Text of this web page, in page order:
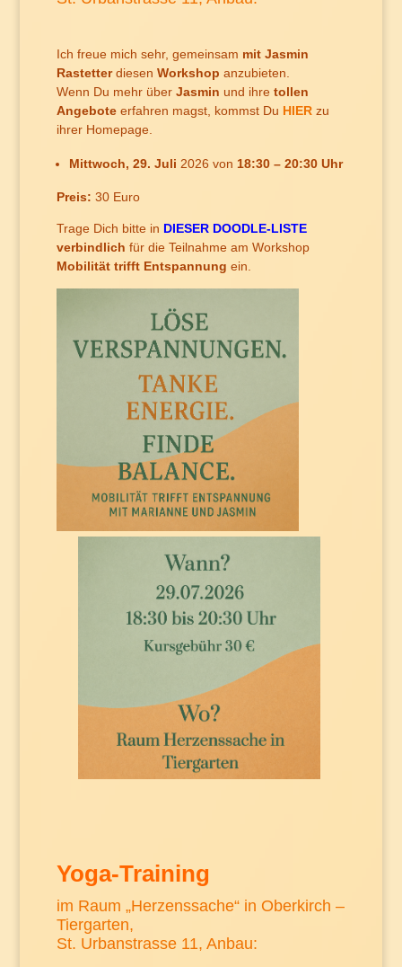
Ich freue mich sehr, gemeinsam mit Jasmin
Rastetterdiesen Workshop anzubieten.
Wenn Du mehr über Jasmin und ihre tollen
Angeboteerfahren magst, kommst Du HIERzu
ihrer Homepage.
Mittwoch, 29. Juli 2026 von 18:30 – 20:30 Uhr
Preis: 30 Euro
Trage Dich bitte in DIESER DOODLE-LISTE
verbindlich für die Teilnahme am Workshop
Mobilität trifft Entspannung ein.
Yoga-Training
im Raum „Herzenssache“ in Oberkirch –
Tiergarten,
St. Urbanstrasse 11, Anbau: